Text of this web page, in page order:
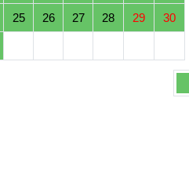
25 26 27 28 29 30